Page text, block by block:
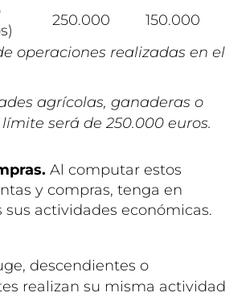
250.000
150.000
operaciones realizadas en el
agrícolas, ganaderas o
será de 250.000 euros.
Al computar estos
y compras, tenga en
sus actividades económicas.
descendientes o
realizan su misma actividad